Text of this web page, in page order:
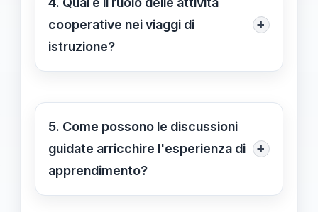
relazionali e di comunicazione,
costruendo un senso di comunità e
cooperative nei viaggi di
istruzione?
+
Le attività cooperative durante i
studenti di lavorare insieme per
risolvere problemi, condividere
esperienze e apprendere l'uno
5. Come possono le discussioni
guidate arricchire l'esperienza di
apprendimento?
+
Le discussioni guidate permettono